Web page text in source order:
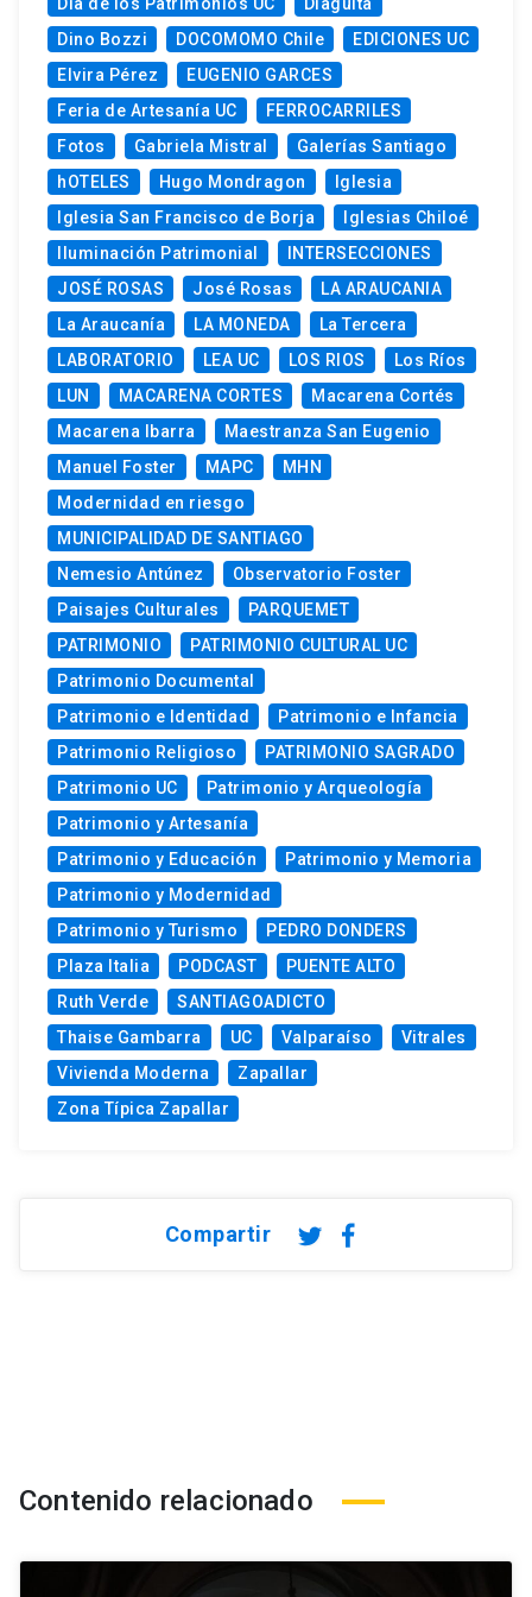
Día de los Patrimonios UC
Diaguita
Dino Bozzi
DOCOMOMO Chile
EDICIONES UC
Elvira Pérez
EUGENIO GARCES
Feria de Artesanía UC
FERROCARRILES
Fotos
Gabriela Mistral
Galerías Santiago
hOTELES
Hugo Mondragon
Iglesia
Iglesia San Francisco de Borja
Iglesias Chiloé
Iluminación Patrimonial
INTERSECCIONES
JOSÉ ROSAS
José Rosas
LA ARAUCANIA
La Araucanía
LA MONEDA
La Tercera
LABORATORIO
LEA UC LOS RIOS
Los Ríos
LUN
MACARENA CORTES
Macarena Cortés
Macarena Ibarra
Maestranza San Eugenio
Manuel Foster
MAPC
MHN
Modernidad en riesgo
MUNICIPALIDAD DE SANTIAGO
Nemesio Antúnez
Observatorio Foster
Paisajes Culturales
PARQUEMET
PATRIMONIO
PATRIMONIO CULTURAL UC
Patrimonio Documental
Patrimonio e Identidad
Patrimonio e Infancia
Patrimonio Religioso
PATRIMONIO SAGRADO
Patrimonio UC
Patrimonio y Arqueología
Patrimonio y Artesanía
Patrimonio y Educación
Patrimonio y Memoria
Patrimonio y Modernidad
Patrimonio y Turismo
PEDRO DONDERS
Plaza Italia
PODCAST
PUENTE ALTO
Ruth Verde
SANTIAGOADICTO
Thaise Gambarra
UC Valparaíso
Vitrales
Vivienda Moderna
Zapallar
Zona Típica Zapallar
Compartir
Contenido relacionado